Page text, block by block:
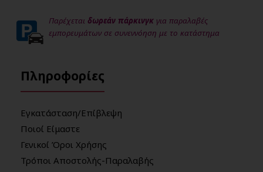
Παρέχεται δωρεάν πάρκινγκ για παραλαβές
εμπορευμάτων σε συνεννόηση με το κατάστημα
Πληροφορίες
Εγκατάσταση/Επίβλεψη
Ποιοί Είμαστε
Γενικοί Όροι Χρήσης
Τρόποι Αποστολής-Παραλαβής